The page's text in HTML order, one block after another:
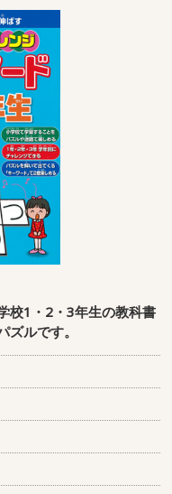
校1・2・3年生の教科書
ルです。